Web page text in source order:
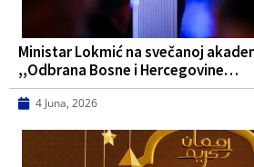
Ministar Lokmić na svečanoj
,,Odbrana Bosne i Hercegovine…
4 Juna, 2026